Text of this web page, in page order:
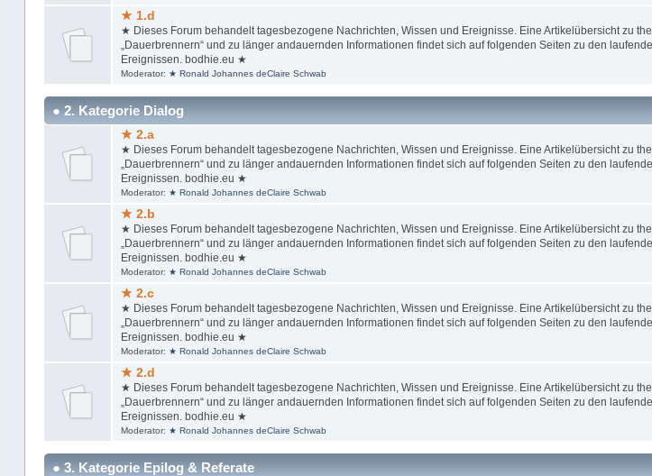
★ 1.d
★ Dieses Forum behandelt tagesbezogene Nachrichten, Wissen und Ereignisse. Eine Artikelübersicht zu
„Dauerbrennern“ und zu länger andauernden Informationen findet sich auf folgenden Seiten zu den
Ereignissen. bodhie.eu ★
Moderator: ★ Ronald Johannes deClaire Schwab
● 2. Kategorie Dialog
★ 2.a
★ Dieses Forum behandelt tagesbezogene Nachrichten, Wissen und Ereignisse. Eine Artikelübersicht zu
„Dauerbrennern“ und zu länger andauernden Informationen findet sich auf folgenden Seiten zu den
Ereignissen. bodhie.eu ★
Moderator: ★ Ronald Johannes deClaire Schwab
★ 2.b
★ Dieses Forum behandelt tagesbezogene Nachrichten, Wissen und Ereignisse. Eine Artikelübersicht zu
„Dauerbrennern“ und zu länger andauernden Informationen findet sich auf folgenden Seiten zu den
Ereignissen. bodhie.eu ★
Moderator: ★ Ronald Johannes deClaire Schwab
★ 2.c
★ Dieses Forum behandelt tagesbezogene Nachrichten, Wissen und Ereignisse. Eine Artikelübersicht zu
„Dauerbrennern“ und zu länger andauernden Informationen findet sich auf folgenden Seiten zu den
Ereignissen. bodhie.eu ★
Moderator: ★ Ronald Johannes deClaire Schwab
★ 2.d
★ Dieses Forum behandelt tagesbezogene Nachrichten, Wissen und Ereignisse. Eine Artikelübersicht zu
„Dauerbrennern“ und zu länger andauernden Informationen findet sich auf folgenden Seiten zu den
Ereignissen. bodhie.eu ★
Moderator: ★ Ronald Johannes deClaire Schwab
● 3. Kategorie Epilog & Referate